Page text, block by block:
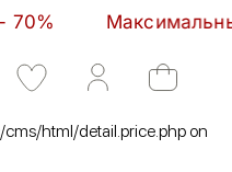
html/detail.price.php on